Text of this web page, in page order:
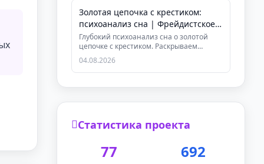
Золотая цепочка с крестиком:
психоанализ сна | Фрейдистское
толкование
Глубокий психоанализ сна о золотой
цепочке с крестиком. Раскрываем
скрытые конфликты, символизм либи...
04.08.2026
Статистика проекта
77 692